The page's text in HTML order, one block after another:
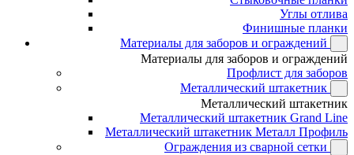
Углы отлива
Финишные планки
Материалы для заборов и ограждений
Материалы для заборов и ограждений
Профлист для заборов
Металлический штакетник
Металлический штакетник
Металлический штакетник Grand Line
Металлический штакетник Металл Профиль
Ограждения из сварной сетки